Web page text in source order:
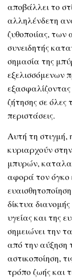
αποβάλλει το
αλληλένδετη
ζυθοποιίας,
συνειδητής
σημασία της
εξελισσόμενων
ζήτησης σε όλες
περιστάσεις.
Αυτή τη στιγμή,
κυριαρχούν
μπυρών,
αφορά τον όγκο
δίκτυα διανομής
υγείας και της
σημειώνει την
από την αύξηση
αστικοποίηση,
τρόπο ζωής και